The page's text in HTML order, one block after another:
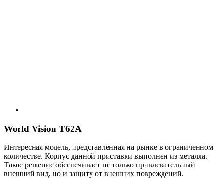
World Vision T62A
Интересная модель, представленная на рынке в ограниченном
количестве. Корпус данной приставки выполнен из металла.
Такое решение обеспечивает не только привлекательный
внешний вид, но и защиту от внешних повреждений.